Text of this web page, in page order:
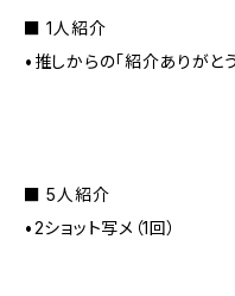
■ 1人紹介
•推しからの「紹介ありがとう
■ 5人紹介
•2ショット写メ（1回）